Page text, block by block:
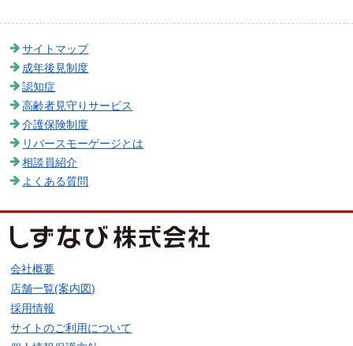
サイトマップ
成年後見制度
認知症
高齢者見守りサービス
介護保険制度
リバースモーゲージとは
相談員紹介
よくある質問
会社概要
店舗一覧(案内図)
採用情報
サイトのご利用について